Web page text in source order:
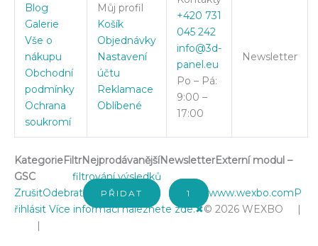
Blog
Galerie
Vše o
nákupu
Obchodní
podmínky
Ochrana
soukromí
Můj profil
Košík
Objednávky
Nastavení
účtu
Reklamace
Oblíbené
+420 731
045 242
info@3d-
panel.eu
Po – Pá:
9:00 –
17:00
Newsletter
KategorieFiltrNejprodávanějšíNewsletterExterní modul –
GSC
filtrování výsledků
ZrušitOdebrat PŘIDAT 1 www.wexbo.comP
řihlásit Více informací naleznete zde.✖© 2026 WEXBO |
|